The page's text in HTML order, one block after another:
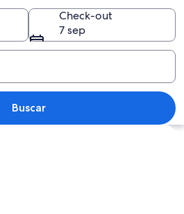
Una palmera sobre el agua, con
Check-out
7 sep
Buscar